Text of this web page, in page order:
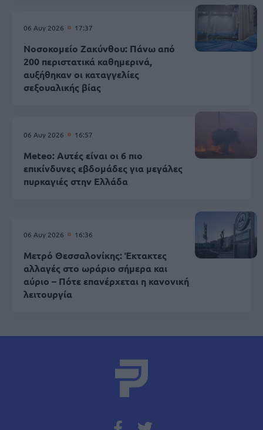
06 Αυγ 2026 17:37
Νοσοκομείο Ζακύνθου: Πάνω από
200 περιστατικά καθημερινά,
αυξήθηκαν οι καταγγελίες
σεξουαλικής βίας
06 Αυγ 2026 16:57
Meteo: Αυτές είναι οι 6 πιο
επικίνδυνες εβδομάδες για μεγάλες
πυρκαγιές στην Ελλάδα
06 Αυγ 2026 16:36
Μετρό Θεσσαλονίκης: Έκτακτες
αλλαγές στο ωράριο σήμερα και
αύριο – Πότε επανέρχεται η κανονική
λειτουργία